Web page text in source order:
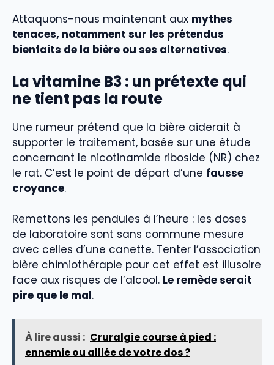
Attaquons-nous maintenant aux mythes
tenaces, notamment sur les prétendus
bienfaits de la bière ou ses alternatives.
La vitamine B3 : un prétexte qui
ne tient pas la route
Une rumeur prétend que la bière aiderait à
supporter le traitement, basée sur une étude
concernant le nicotinamide riboside (NR) chez
le rat. C’est le point de départ d’une fausse
croyance.
Remettons les pendules à l’heure : les doses
de laboratoire sont sans commune mesure
avec celles d’une canette. Tenter l’association
bière chimiothérapie pour cet effet est illusoire
face aux risques de l’alcool. Le remède serait
pire que le mal.
À lire aussi : Cruralgie course à pied :
ennemie ou alliée de votre dos ?